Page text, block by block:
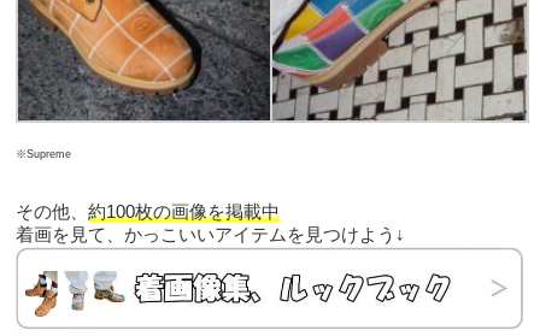
※Supreme
その他、約100枚の画像を掲載中
着画を見て、かっこいいアイテムを見つけよう↓